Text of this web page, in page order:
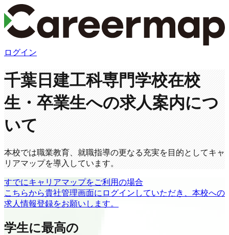
ログイン
千葉日建工科専門学校在校
生・卒業生への求人案内につ
いて
本校では職業教育、就職指導の更なる充実を目的としてキャ
リアマップを導入しています。
すでにキャリアマップをご利用の場合
こちらから貴社管理画面にログインしていただき、本校への
求人情報登録をお願いします。
学生に最高の